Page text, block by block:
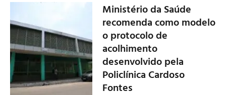
Ministério da Saúde
recomenda como modelo
o protocolo de
acolhimento
desenvolvido pela
Policlínica Cardoso
Fontes